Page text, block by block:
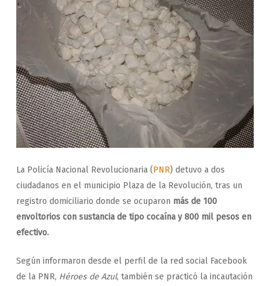
La Policía Nacional Revolucionaria (PNR) detuvo a dos
ciudadanos en el municipio Plaza de la Revolución, tras un
registro domiciliario donde se ocuparon más de 100
envoltorios con sustancia de tipo cocaína y 800 mil pesos en
efectivo.
Según informaron desde el perfil de la red social Facebook
de la PNR, Héroes de Azul, también se practicó la incautación